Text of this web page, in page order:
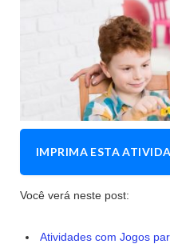
IMPRIMA ESTA
Você verá neste post:
Atividades com Jogos